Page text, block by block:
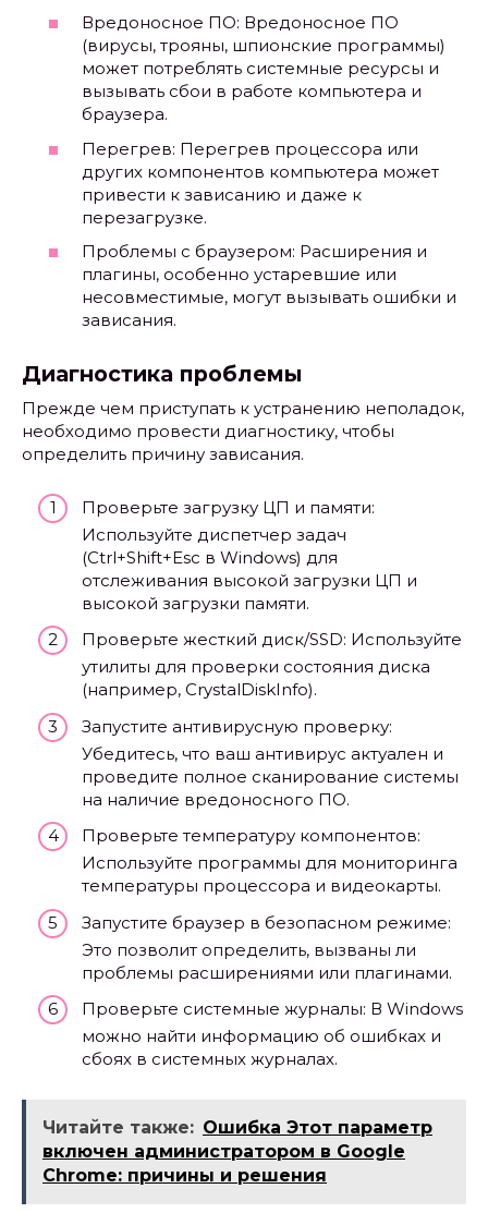
Вредоносное ПО: Вредоносное ПО
(вирусы, трояны, шпионские программы)
может потреблять системные ресурсы и
вызывать сбои в работе компьютера и
браузера.
Перегрев: Перегрев процессора или
других компонентов компьютера может
привести к зависанию и даже к
перезагрузке.
Проблемы с браузером: Расширения и
плагины, особенно устаревшие или
несовместимые, могут вызывать ошибки и
зависания.
Диагностика проблемы
Прежде чем приступать к устранению неполадок,
необходимо провести диагностику, чтобы
определить причину зависания.
Проверьте загрузку ЦП и памяти:
Используйте диспетчер задач
(Ctrl+Shift+Esc в Windows) для
отслеживания высокой загрузки ЦП и
высокой загрузки памяти.
Проверьте жесткий диск/SSD: Используйте
утилиты для проверки состояния диска
(например, CrystalDiskInfo).
Запустите антивирусную проверку:
Убедитесь, что ваш антивирус актуален и
проведите полное сканирование системы
на наличие вредоносного ПО.
Проверьте температуру компонентов:
Используйте программы для мониторинга
температуры процессора и видеокарты.
Запустите браузер в безопасном режиме:
Это позволит определить, вызваны ли
проблемы расширениями или плагинами.
Проверьте системные журналы: В Windows
можно найти информацию об ошибках и
сбоях в системных журналах.
Читайте также: Ошибка Этот параметр
включен администратором в Google
Chrome: причины и решения